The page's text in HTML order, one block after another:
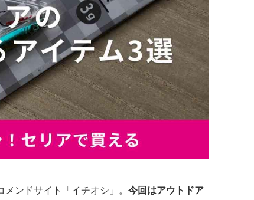
ンドサイト「イチオシ」。 今回はアウトドア